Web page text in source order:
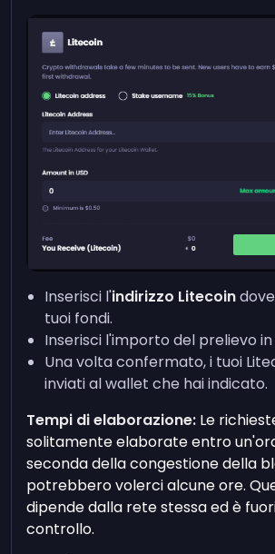
Inserisci l'indirizzo Litecoin
tuoi fondi.
Inserisci l'importo del prelievo in
Una volta confermato, i tuoi
inviati al wallet che hai indicato.
Tempi di elaborazione: Le
solitamente elaborate entro
seconda della congestione della
potrebbero volerci alcune ore.
dipende dalla rete stessa ed è
controllo.